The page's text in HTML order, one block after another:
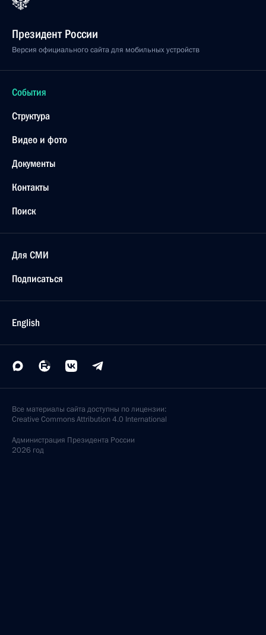
Президент России
Версия официального сайта для мобильных устройств
События
Структура
Видео и фото
Документы
Контакты
Поиск
Для СМИ
Подписаться
English
Все материалы сайта доступны по лицензии:
Creative Commons Attribution 4.0 International
Администрация Президента России
2026 год